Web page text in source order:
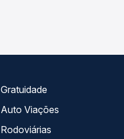
Gratuidade
Auto Viações
Rodoviárias